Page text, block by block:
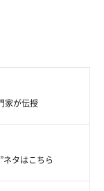
家が伝授
タはこちら